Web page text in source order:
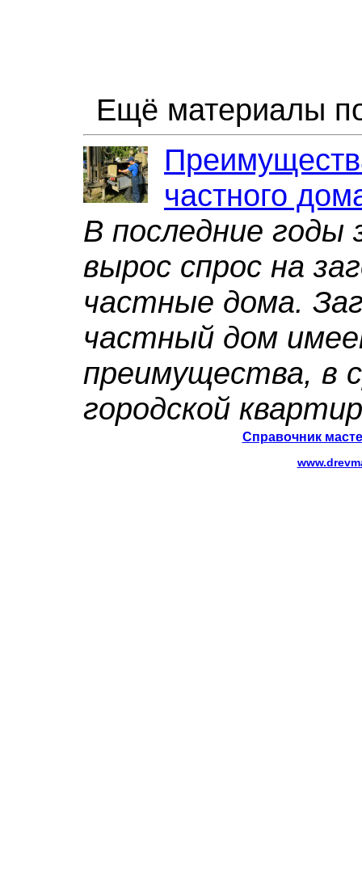
Ещё материалы
частного
В последние годы
вырос спрос на
частные дома.
частный дом
преимущества, в
городской
Справочник